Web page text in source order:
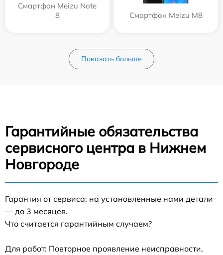
Смартфон Meizu Note
8
Смартфон Meizu M8
Показать больше
Гарантийные обязательства
сервисного центра в Нижнем
Новгороде
Гарантия от сервиса: на установленные нами детали
— до 3 месяцев.
Что считается гарантийным случаем?
Для работ: Повторное проявление неисправности,